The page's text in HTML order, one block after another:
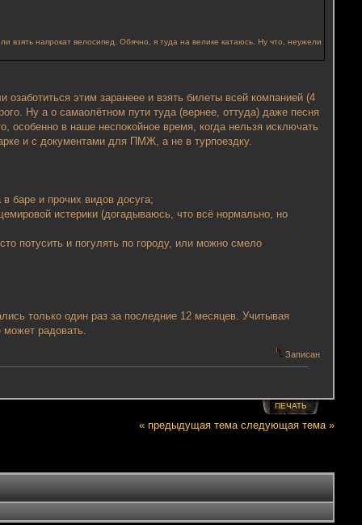
напрокат велосипед. Обячно, я туда на велике катаюсь. Ну что, неужели
этим заранеее и взять билеты всей компанией (4
Ну а о самаолётном пути туда (вернее, оттуда) даже песня
в наше неспокойное время, когда нельзя исключать
и с документами для ПМЖ, а не в турпоездку.
баре и прочих видов досуга;
истерики (догадываюсь, что всё нормально, но
потусить и погулять по городу, или можно смело
только один раз за последние 12 месяцев. Учитывая
может радовать.
Записан
ПЕЧАТЬ
« предыдущая тема следующая тема »